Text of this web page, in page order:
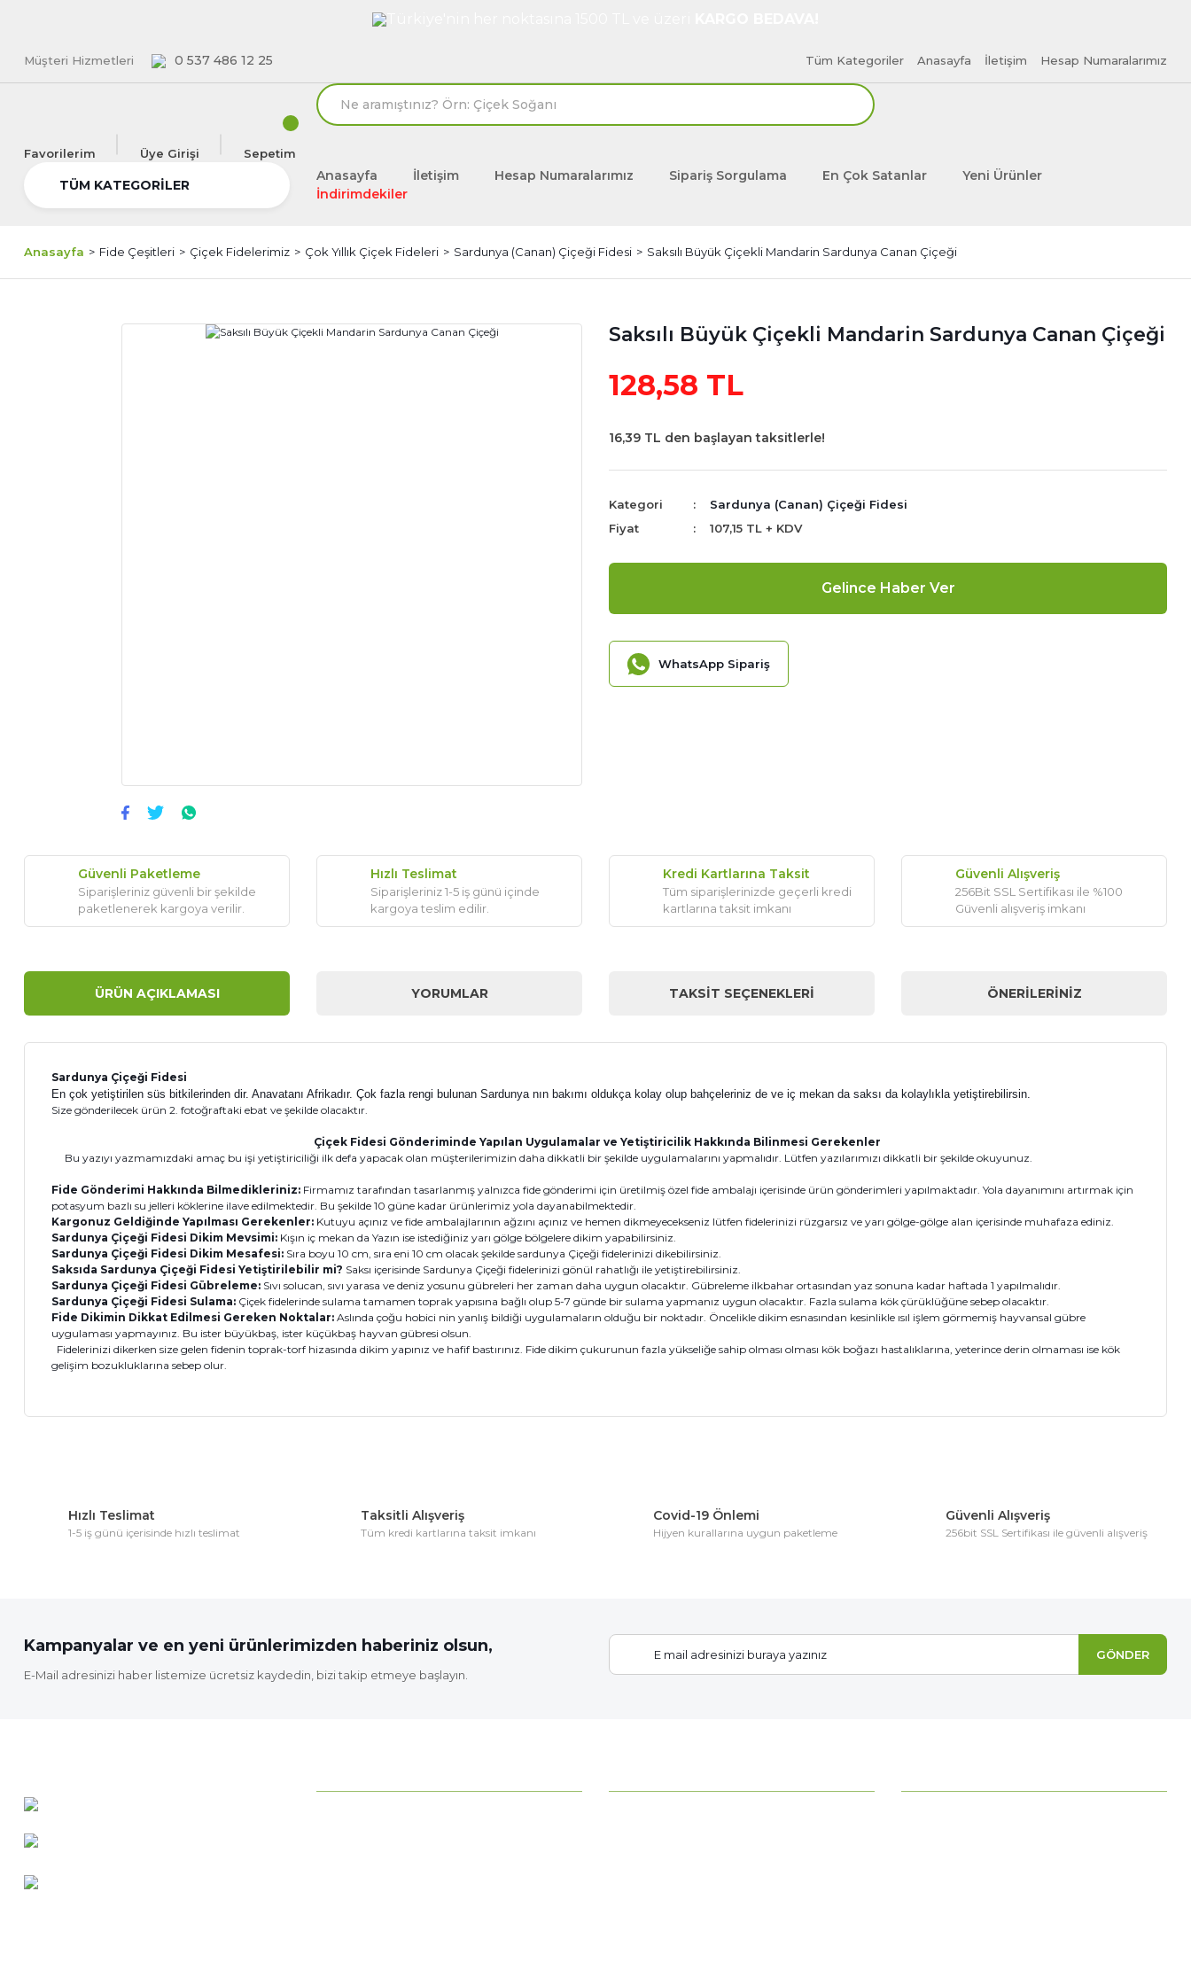
Müşteri Hizmetleri 0 537 486 12 25 Tüm Kategoriler Anasayfa İletişim Hesap Numaralarımız
Favorilerim Üye Girişi Sepetim
TÜM KATEGORİLER
Anasayfa İletişim Hesap Numaralarımız Sipariş Sorgulama En Çok Satanlar
Yeni Ürünler
İndirimdekiler
Anasayfa Fide Çeşitleri Çiçek Fidelerimiz Çok Yıllık Çiçek Fideleri Sardunya (Canan) Çiçeği Fidesi Saksılı Büyük Çiçekli Mandarin Sardunya Canan Çiçeği
Saksılı Büyük Çiçekli Mandarin Sardunya Canan Çiçeği
128,58 TL
16,39 TL den başlayan taksitlerle!
Kategori
Sardunya (Canan) Çiçeği Fidesi
Fiyat
107,15 TL + KDV
Gelince Haber Ver
WhatsApp Sipariş
Güvenli Paketleme
Siparişleriniz güvenli bir şekilde
paketlenerek kargoya verilir.
Hızlı Teslimat
Siparişleriniz 1-5 iş günü içinde
kargoya teslim edilir.
Kredi Kartlarına Taksit
Tüm siparişlerinizde geçerli kredi
kartlarına taksit imkanı
Güvenli Alışveriş
256Bit SSL Sertifikası ile %100
Güvenli alışveriş imkanı
ÜRÜN AÇIKLAMASI YORUMLAR TAKSIT SEÇENEKLERI ÖNERILERINIZ
Sardunya Çiçeği Fidesi
En çok yetiştirilen süs bitkilerinden dir. Anavatanı Afrikadır. Çok fazla rengi bulunan Sardunya nın bakımı oldukça kolay olup bahçeleriniz de ve iç mekan da saksı da kolaylıkla yetiştirebilirsin.
Size gönderilecek ürün 2. fotoğraftaki ebat ve şekilde olacaktır.
Çiçek Fidesi Gönderiminde Yapılan Uygulamalar ve Yetiştiricilik Hakkında Bilinmesi Gerekenler
Bu yazıyı yazmamızdaki amaç bu işi yetiştiriciliği ilk defa yapacak olan müşterilerimizin daha dikkatli bir şekilde uygulamalarını yapmalıdır. Lütfen yazılarımızı dikkatli bir şekilde okuyunuz.
Fide Gönderimi Hakkında Bilmedikleriniz: Firmamız tarafından tasarlanmış yalnızca fide gönderimi için üretilmiş özel fide ambalajı içerisinde ürün gönderimleri yapılmaktadır. Yola dayanımını artırmak için
potasyum bazlı su jelleri köklerine ilave edilmektedir. Bu şekilde 10 güne kadar ürünlerimiz yola dayanabilmektedir.
Kargonuz Geldiğinde Yapılması Gerekenler: Kutuyu açınız ve fide ambalajlarının ağzını açınız ve hemen dikmeyecekseniz lütfen fidelerinizi rüzgarsız ve yarı gölge-gölge alan içerisinde muhafaza ediniz.
Sardunya Çiçeği Fidesi Dikim Mevsimi: Kışın iç mekan da Yazın ise istediğiniz yarı gölge bölgelere dikim yapabilirsiniz.
Sardunya Çiçeği Fidesi Dikim Mesafesi: Sıra boyu 10 cm, sıra eni 10 cm olacak şekilde sardunya Çiçeği fidelerinizi dikebilirsiniz.
Saksıda Sardunya Çiçeği Fidesi Yetiştirilebilir mi? Saksı içerisinde Sardunya Çiçeği fidelerinizi gönül rahatlığı ile yetiştirebilirsiniz.
Sardunya Çiçeği Fidesi Gübreleme: Sıvı solucan, sıvı yarasa ve deniz yosunu gübreleri her zaman daha uygun olacaktır. Gübreleme ilkbahar ortasından yaz sonuna kadar haftada 1 yapılmalıdır.
Sardunya Çiçeği Fidesi Sulama: Çiçek fidelerinde sulama tamamen toprak yapısına bağlı olup 5-7 günde bir sulama yapmanız uygun olacaktır. Fazla sulama kök çürüklüğüne sebep olacaktır.
Fide Dikimin Dikkat Edilmesi Gereken Noktalar: Aslında çoğu hobici nin yanlış bildiği uygulamaların olduğu bir noktadır. Öncelikle dikim esnasından kesinlikle ısıl işlem görmemiş hayvansal gübre
uygulaması yapmayınız. Bu ister büyükbaş, ister küçükbaş hayvan gübresi olsun.
Fidelerinizi dikerken size gelen fidenin toprak-torf hizasında dikim yapınız ve hafif bastırınız. Fide dikim çukurunun fazla yükseliğe sahip olması olması kök boğazı hastalıklarına, yeterince derin olmaması ise kök
gelişim bozukluklarına sebep olur.
Ürün resmi kalitesiz, bozuk veya görüntülenemiyor.
Ürün açıklamasında eksik bilgiler bulunuyor.
Hızlı Teslimat
1-5 iş günü içerisinde hızlı teslimat
Taksitli Alışveriş
Tüm kredi kartlarına taksit imkanı
Covid-19 Önlemi
Hijyen kurallarına uygun paketleme
Güvenli Alışveriş
256bit SSL Sertifikası ile güvenli alışveriş
Kampanyalar ve en yeni ürünlerimizden haberiniz olsun,
E-Mail adresinizi haber listemize ücretsiz kaydedin, bizi takip etmeye başlayın.
GÖNDER